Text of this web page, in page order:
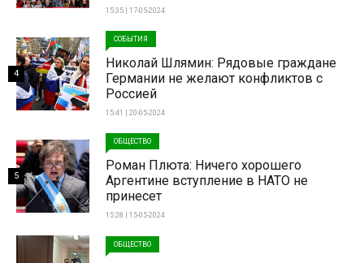
15:35 | 17-05-2024
СОБЫТИЯ
Николай Шлямин: Рядовые граждане
Германии не желают конфликтов с
Россией
15:41 | 20-05-2024
4
ОБЩЕСТВО
Роман Плюта: Ничего хорошего
Аргентине вступление в НАТО не
принесет
15:28 | 15-05-2024
5
ОБЩЕСТВО